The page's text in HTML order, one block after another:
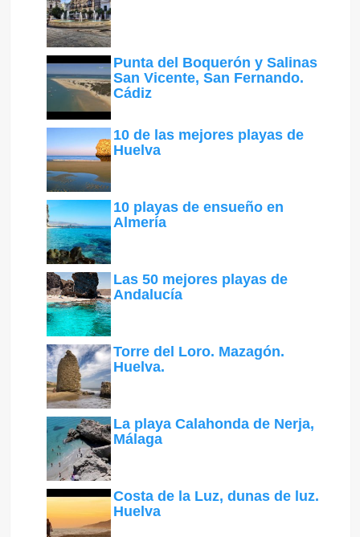
Punta del Boquerón y Salinas
San Vicente, San Fernando.
Cádiz
10 de las mejores playas de
Huelva
10 playas de ensueño en
Almería
Las 50 mejores playas de
Andalucía
Torre del Loro. Mazagón.
Huelva.
La playa Calahonda de Nerja,
Málaga
Costa de la Luz, dunas de luz.
Huelva